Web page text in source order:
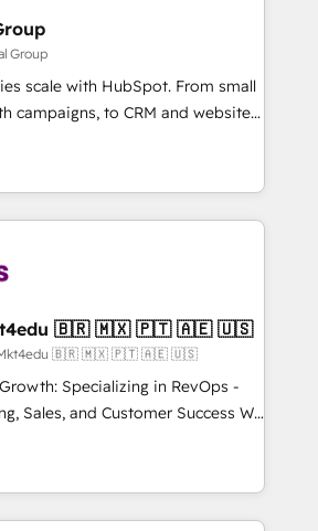
& RevOps frameworks that
the entire
through seamless integrations,
adoption with change-
growth With 6 key
and experience across
clients just like you Let’s
is the partner you’ve been
get your next big initiative moving!
Group
scale with HubSpot. From small
campaigns, to CRM and websites.
experienced in every inch of
to work hand-in-hand with your
complex and build a better
team and customers.
4RevOps | Mkt4edu 🇧🇷 🇲🇽 🇵🇹 🇦🇪 🇺🇸
| Mkt4edu 🇧🇷 🇲🇽 🇵🇹 🇦🇪 🇺🇸
Specializing in RevOps -
Sales, and Customer Success We
revenue growth for companies
tailored marketing, sales,
strategies, utilizing RevOps
Latin America's largest HubSpot